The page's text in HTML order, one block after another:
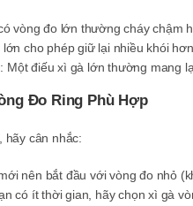
vòng đo lớn thường cháy chậm
cho phép giữ lại nhiều khói
: Một điếu xì gà lớn thường mang
Đo Ring Phù Hợp
hãy cân nhắc:
nên bắt đầu với vòng đo nhỏ
có ít thời gian, hãy chọn xì gà